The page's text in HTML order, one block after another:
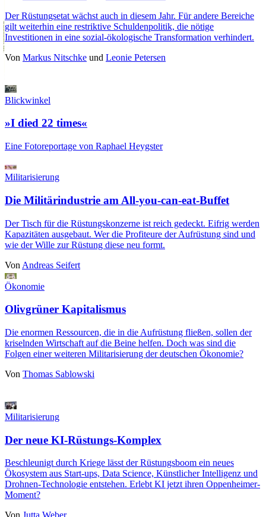
Der Rüstungsetat wächst auch in diesem Jahr. Für andere Bereiche
gilt weiterhin eine restriktive Schuldenpolitik, die nötige
Investitionen in eine sozial-ökologische Transformation verhindert.
Von Markus Nitschke und Leonie Petersen
Blickwinkel
»I died 22 times«
Eine Fotoreportage von Raphael Heygster
Militarisierung
Die Militärindustrie am All-you-can-eat-Buffet
Der Tisch für die Rüstungskonzerne ist reich gedeckt. Eifrig werden
Kapazitäten ausgebaut. Wer die Profiteure der Aufrüstung sind und
wie der Wille zur Rüstung diese neu formt.
Von Andreas Seifert
Ökonomie
Olivgrüner Kapitalismus
Die enormen Ressourcen, die in die Aufrüstung fließen, sollen der
kriselnden Wirtschaft auf die Beine helfen. Doch was sind die
Folgen einer weiteren Militarisierung der deutschen Ökonomie?
Von Thomas Sablowski
Militarisierung
Der neue KI-Rüstungs-Komplex
Beschleunigt durch Kriege lässt der Rüstungsboom ein neues
Ökosystem aus Start-ups, Data Science, Künstlicher Intelligenz und
Drohnen-Technologie entstehen. Erlebt KI jetzt ihren Oppenheimer-
Moment?